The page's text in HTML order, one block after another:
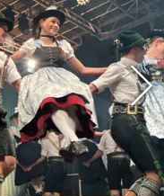
allen voran
Preuß und Philipp
zweiten Platz
einem Sieg in
einen starken
für diese